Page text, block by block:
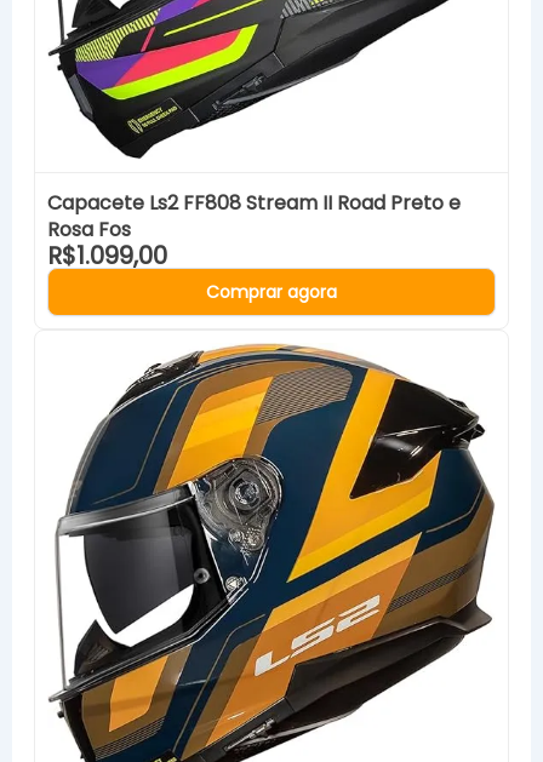
Capacete Ls2 FF808 Stream II Road Preto e
Rosa Fos
R$1.099,00
Comprar agora